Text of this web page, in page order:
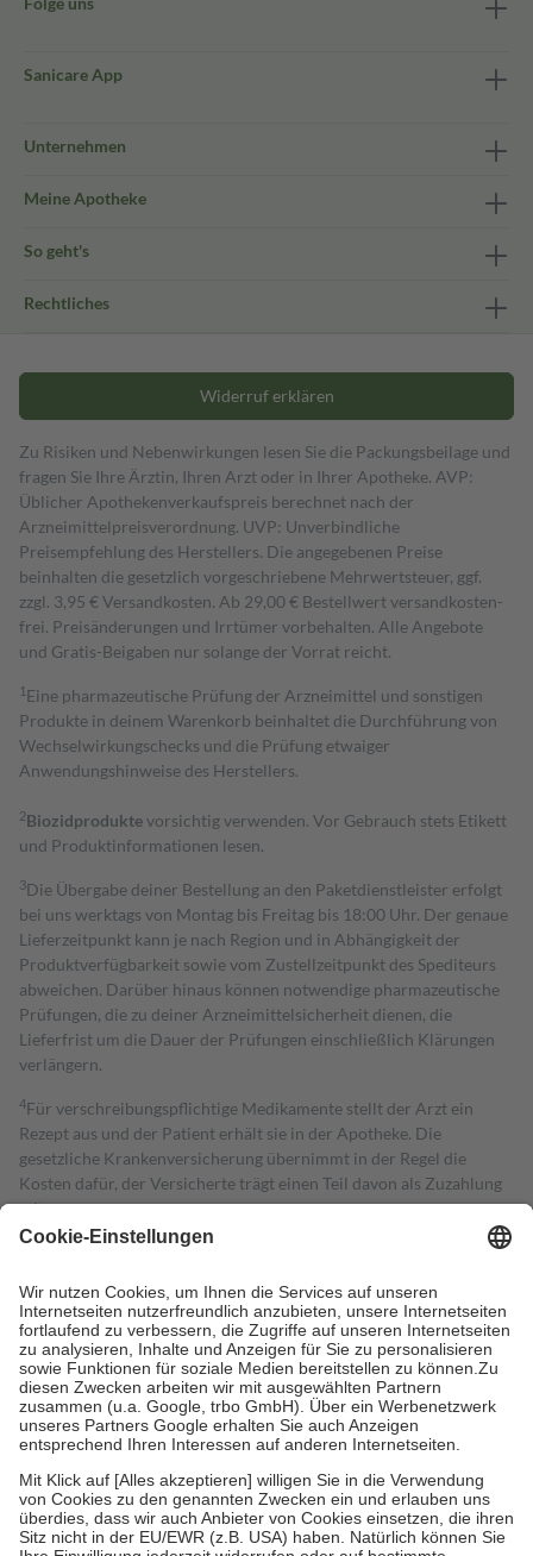
Sanicare App
Unternehmen
Meine Apotheke
So geht's
Rechtliches
Widerruf erklären
Zu Risiken und Nebenwirkungen lesen Sie die Packungsbeilage und
fragen Sie Ihre Ärztin, Ihren Arzt oder in Ihrer Apotheke. AVP:
Üblicher Apothekenverkaufspreis berechnet nach der
Arzneimittelpreisverordnung. UVP: Unverbindliche
Preisempfehlung des Herstellers. Die angegebenen Preise
beinhalten die gesetzlich vorgeschriebene Mehrwertsteuer, ggf.
zzgl. 3,95 € Versandkosten. Ab 29,00 € Bestell­wert versand­kosten­
frei. Preisänderungen und Irrtümer vorbehalten. Alle Angebote
und Gratis-Beigaben nur solange der Vorrat reicht.
1 Eine pharmazeutische Prüfung der Arzneimittel und sonstigen
Produkte in deinem Warenkorb beinhaltet die Durchführung von
Wechselwirkungschecks und die Prüfung etwaiger
Anwendungshinweise des Herstellers.
2Biozidproduktevorsichtig verwenden. Vor Gebrauch stets Etikett
und Produktinformationen lesen.
3Die Übergabe deiner Bestellung an den Paketdienstleister erfolgt
bei uns werktags von Montag bis Freitag bis 18:00 Uhr. Der genaue
Lieferzeitpunkt kann je nach Region und in Abhängigkeit der
Produktverfügbarkeit sowie vom Zustellzeitpunkt des Spediteurs
abweichen. Darüber hinaus können notwendige pharmazeutische
Prüfungen, die zu deiner Arzneimittelsicherheit dienen, die
Lieferfrist um die Dauer der Prüfungen einschließlich Klärungen
verlängern.
4Für verschreibungspflichtige Medikamente stellt der Arzt ein
Rezept aus und der Patient erhält sie in der Apotheke. Die
gesetzliche Krankenversicherung übernimmt in der Regel die
Kosten dafür, der Versicherte trägt einen Teil davon als Zuzahlung
mit.
Grundsätzlich leisten Mitglieder Zuzahlungen in Höhe von zehn
höchstens zehn Euro.
Es sind jedoch nie mehr als die tatsächlichen
Kosten der Leistung zu entrichten.
Diese Regeln gelten grundsätzlich auch für Online-Apotheken.
Bei Heilmitteln und häuslicher Krankenpflege beträgt die
Zuzahlung zehn Prozent der Kosten sowie zehn Euro je
Verordnung.
Um das Engagement der Versicherten für ihre eigene Gesundheit zu
stärken und die besondere Stellung der Familie zu unterstützen,
fallenkeine Zuzahlungenan bei:
• Kindern und Jugendlichen bis zum vollendeten 18. Lebensjahr
mit Ausnahme der Fahrkosten